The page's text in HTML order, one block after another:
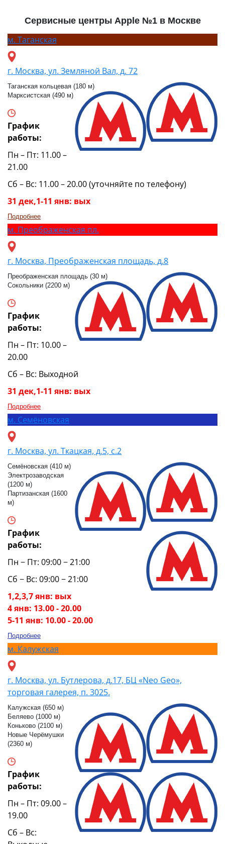
Сервисные центры Apple №1 в Москве
м. Таганская
г. Москва, ул. Земляной Вал, д. 72
Таганская кольцевая (180 м)
Марксистская (490 м)
График
работы:
Пн – Пт: 11.00 –
21.00
Сб – Вс: 11.00 – 20.00 (уточняйте по телефону)
31 дек,1-11 янв: вых
Подробнее
м. Преображенская пл.
г. Москва, Преображенская площадь, д.8
Преображенская площадь (30 м)
Сокольники (2200 м)
График
работы:
Пн – Пт: 10.00 –
20.00
Сб – Вс: Выходной
31 дек,1-11 янв: вых
Подробнее
м. Семёновская
г. Москва, ул. Ткацкая, д.5, с.2
Семёновская (410 м)
Электрозаводская
(1200 м)
Партизанская (1600
м)
График
работы:
Пн − Пт: 09:00 − 21:00
Сб − Вс: 09:00 − 21:00
1,2,3,7 янв: вых
4 янв: 13.00 - 20.00
5-11 янв: 10.00 - 20.00
Подробнее
м. Калужская
г. Москва, ул. Бутлерова, д.17, БЦ «Neo Geo»,
торговая галерея, п. 3025.
Калужская (650 м)
Беляево (1000 м)
Коньково (2100 м)
Новые Черёмушки
(2360 м)
График
работы:
Пн – Пт: 09.00 –
19.00
Сб – Вс: